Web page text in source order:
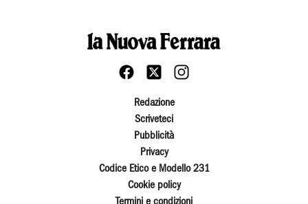
Redazione
Scriveteci
Pubblicità
Privacy
Codice Etico e Modello 231
Cookie policy
Termini e condizioni